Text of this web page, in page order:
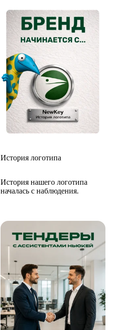
История логотипа
История нашего логотипа
началась с наблюдения.